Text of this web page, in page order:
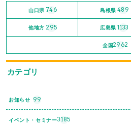
山口県 746 島根県 489
他地方 295 広島県 1133
全国2962
カテゴリ
お知らせ 99
イベント・セミナー3185